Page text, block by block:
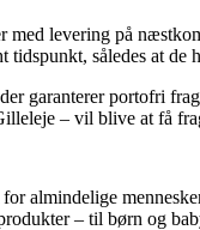
med levering på
tidspunkt, således at
garanterer portofri
– vil blive at få
almindelige
– til børn og